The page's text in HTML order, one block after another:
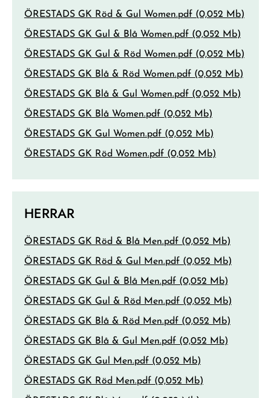
ÖRESTADS GK Röd & Gul Women.pdf (0,052 Mb)
ÖRESTADS GK Gul & Blå Women.pdf (0,052 Mb)
ÖRESTADS GK Gul & Röd Women.pdf (0,052 Mb)
ÖRESTADS GK Blå & Röd Women.pdf (0,052 Mb)
ÖRESTADS GK Blå & Gul Women.pdf (0,052 Mb)
ÖRESTADS GK Blå Women.pdf (0,052 Mb)
ÖRESTADS GK Gul Women.pdf (0,052 Mb)
ÖRESTADS GK Röd Women.pdf (0,052 Mb)
HERRAR
ÖRESTADS GK Röd & Blå Men.pdf (0,052 Mb)
ÖRESTADS GK Röd & Gul Men.pdf (0,052 Mb)
ÖRESTADS GK Gul & Blå Men.pdf (0,052 Mb)
ÖRESTADS GK Gul & Röd Men.pdf (0,052 Mb)
ÖRESTADS GK Blå & Röd Men.pdf (0,052 Mb)
ÖRESTADS GK Blå & Gul Men.pdf (0,052 Mb)
ÖRESTADS GK Gul Men.pdf (0,052 Mb)
ÖRESTADS GK Röd Men.pdf (0,052 Mb)